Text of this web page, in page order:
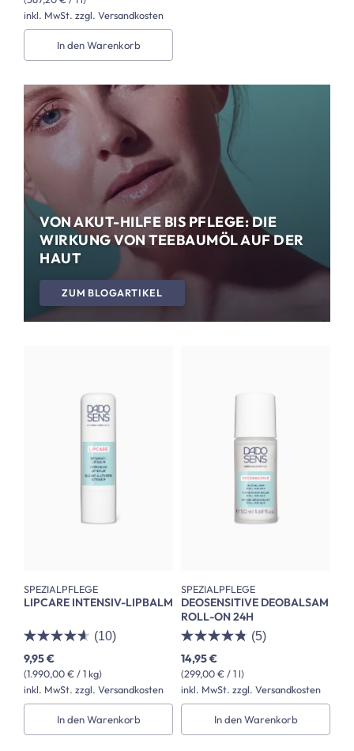
inkl. MwSt. zzgl. Versandkosten
In den Warenkorb
VON AKUT-HILFE BIS PFLEGE: DIE
WIRKUNG VON TEEBAUMÖL AUF DER
HAUT
ZUM BLOGARTIKEL
SPEZIALPFLEGE
LIPCARE INTENSIV-LIPBALM
(10)
(1.990,00 € / 1 kg)
9,95 €
inkl. MwSt. zzgl. Versandkosten
In den Warenkorb
SPEZIALPFLEGE
DEOSENSITIVE DEOBALSAM
ROLL-ON 24H
(5)
(299,00 € / 1 l)
14,95 €
inkl. MwSt. zzgl. Versandkosten
In den Warenkorb